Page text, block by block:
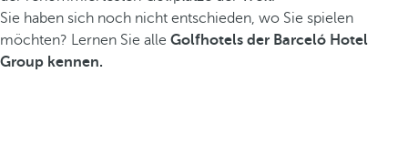
Sie haben sich noch nicht entschieden, wo Sie spielen
möchten? Lernen Sie alle Golfhotels der Barceló Hotel
Group kennen.